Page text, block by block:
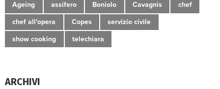
Ageing assifero Boniolo Cavagnis chef
chef all'opera Copes servizio civile
show cooking telechiara
ARCHIVI